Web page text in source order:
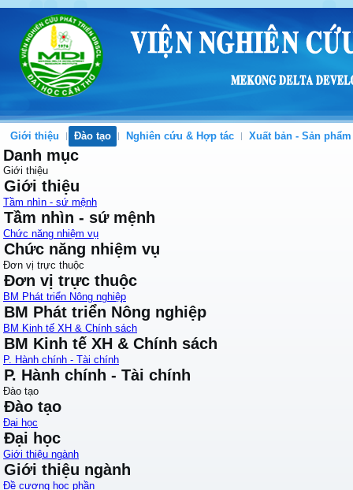
Giới thiệu Đào tạo Nghiên cứu & Hợp tác Xuất bản - Sản phẩm
Danh mục
Giới thiệu
Giới thiệu
Tầm nhìn - sứ mệnh
Tầm nhìn - sứ mệnh
Chức năng nhiệm vụ
Chức năng nhiệm vụ
Đơn vị trực thuộc
Đơn vị trực thuộc
BM Phát triển Nông nghiệp
BM Phát triển Nông nghiệp
BM Kinh tế XH & Chính sách
BM Kinh tế XH & Chính sách
P. Hành chính - Tài chính
P. Hành chính - Tài chính
Đào tạo
Đào tạo
Đại học
Đại học
Giới thiệu ngành
Giới thiệu ngành
Đề cương học phần